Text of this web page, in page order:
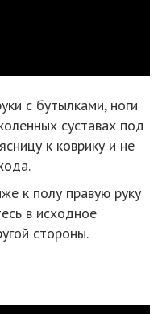
с бутылками, ноги
суставах под
к коврику и не
к полу правую руку
в исходное
стороны.